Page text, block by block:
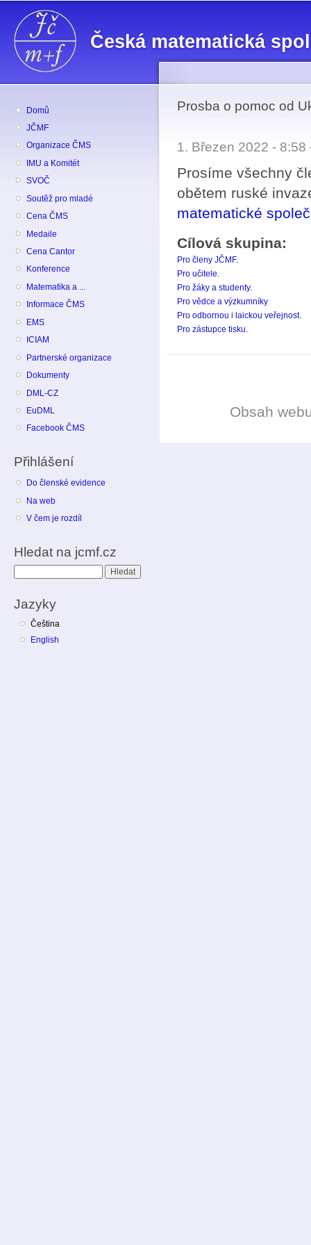
Česká matematická
Domů
JČMF
Organizace ČMS
IMU a Komitét
SVOČ
Soutěž pro mladé
Cena ČMS
Medaile
Cena Cantor
Konference
Matematika a ...
Informace ČMS
EMS
ICIAM
Partnerské organizace
Dokumenty
DML-CZ
EuDML
Facebook ČMS
Přihlášení
Do členské evidence
Na web
V čem je rozdíl
Hledat na jcmf.cz
Jazyky
Čeština
English
Prosba o pomoc od
1. Březen 2022 -
Prosíme všechny
obětem ruské
matematické
Cílová skupina:
Pro členy JČMF.
Pro učitele.
Pro žáky a studenty.
Pro vědce a výzkumníky
Pro odbornou i laickou veřejnost.
Pro zástupce tisku.
Obsah